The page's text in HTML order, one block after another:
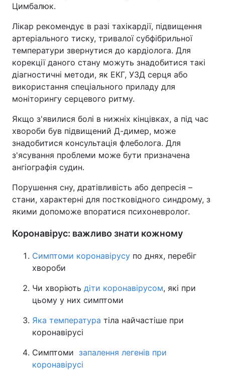
Цимбалюк.
Лікар рекомендує в разі тахікардії, підвищення
артеріального тиску, тривалої субфібрильної
температури звернутися до кардіолога. Для
корекції даного стану можуть знадобитися такі
діагностичні методи, як ЕКГ, УЗД серця або
використання спеціального приладу для
моніторингу серцевого ритму.
Якщо з'явилися болі в нижніх кінцівках, а під час
хвороби був підвищений Д-димер, може
знадобитися консультація флеболога. Для
з'ясування проблеми може бути призначена
ангіографія судин.
Порушення сну, дратівливість або депресія –
стани, характерні для постковідного синдрому, з
якими допоможе впоратися психоневролог.
Коронавірус: важливо знати кожному
Симптоми коронавірусу по днях, перебіг
хвороби
Чи хворіють діти коронавірусом, які при
цьому у них симптоми
Яка температура тіла найчастіше при
коронавірусі
Симптоми запалення легенів при
коронавірусі